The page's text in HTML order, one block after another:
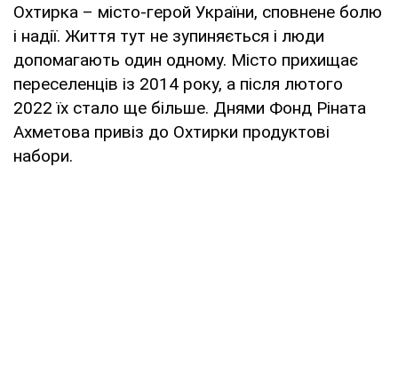
Охтирка – місто-герой України, сповнене болю
і надії. Життя тут не зупиняється і люди
допомагають один одному. Місто прихищає
переселенців із 2014 року, а після лютого
2022 їх стало ще більше. Днями Фонд Ріната
Ахметова привіз до Охтирки продуктові
набори.